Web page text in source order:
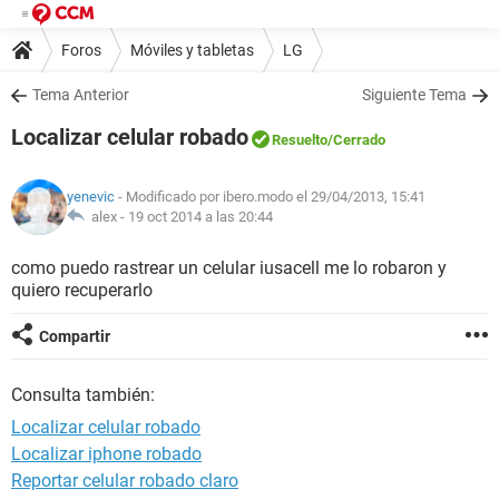
Foros Móviles y tabletas LG
Tema Anterior Siguiente Tema
Localizar celular robado Resuelto/Cerrado
yenevic - Modificado por ibero.modo el 29/04/2013, 15:41
alex - 19 oct 2014 a las 20:44
como puedo rastrear un celular iusacell me lo robaron y
quiero recuperarlo
Compartir
Consulta también:
Localizar celular robado
Localizar iphone robado
Reportar celular robado claro